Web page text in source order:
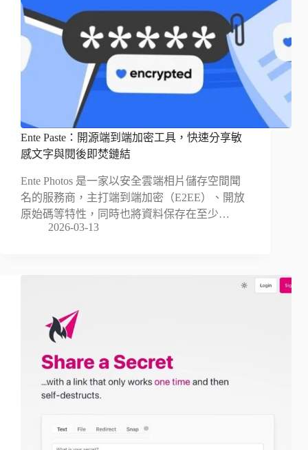
Ente Paste：開源端到端加密工具，快速分享敏
感文字與閱後即焚鏈結
Ente Photos 是一家以安全雲端相片儲存空間聞
名的服務商，主打端到端加密（E2EE）、開放
原始碼等特性，同時也將資料保存在至少…
2026-03-13